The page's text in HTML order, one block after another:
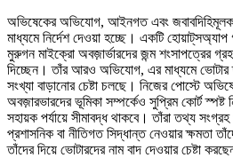
অভিষেকের অভিযোগ, আইনগত এবং জবাবদিহিমূলক
মাধ্যমে নির্দেশ দেওয়া হচ্ছে। একটি
মুরুগন মাইক্রো অবজ়ার্ভারদের জন্ম শংসাপত্রের
দিচ্ছেন। তাঁর আরও অভিযোগ, এর মাধ্যমে ভোটার
সংখ্যা বাড়ানোর চেষ্টা চলছে। নিজের পোস্টে
অবজ়ারভারদের ভূমিকা সম্পর্কেও সুপ্রিম কোর্ট স্পষ্ট
সহায়ক পর্যায়ে সীমাবদ্ধ থাকবে। তাঁরা তথ্য
প্রশাসনিক বা নীতিগত সিদ্ধান্ত নেওয়ার ক্ষমতা
তাঁদের দিয়ে ভোটারদের নাম বাদ দেওয়ার চেষ্টা